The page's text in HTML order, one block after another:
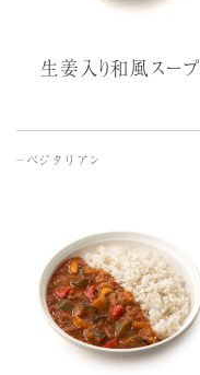
生姜入り和風スープ
ベジタリアン